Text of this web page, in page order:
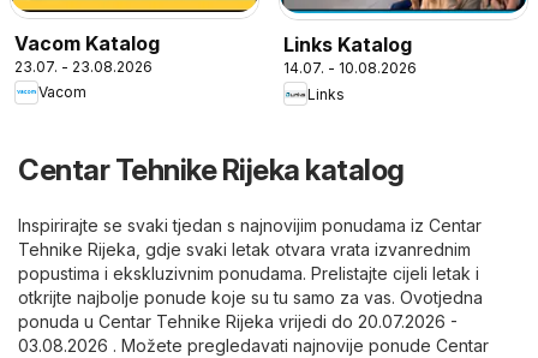
Vacom Katalog
23.07. - 23.08.2026
Vacom
Links Katalog
14.07. - 10.08.2026
Links
Centar Tehnike Rijeka katalog
Inspirirajte se svaki tjedan s najnovijim ponudama iz Centar
Tehnike Rijeka, gdje svaki letak otvara vrata izvanrednim
popustima i ekskluzivnim ponudama. Prelistajte cijeli letak i
otkrijte najbolje ponude koje su tu samo za vas. Ovotjedna
ponuda u Centar Tehnike Rijeka vrijedi do 20.07.2026 -
03.08.2026 . Možete pregledavati najnovije ponude Centar